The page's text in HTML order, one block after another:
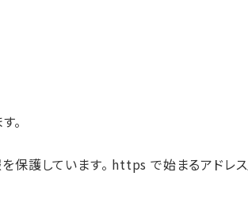
。
保護しています。 https で始まるアドレ